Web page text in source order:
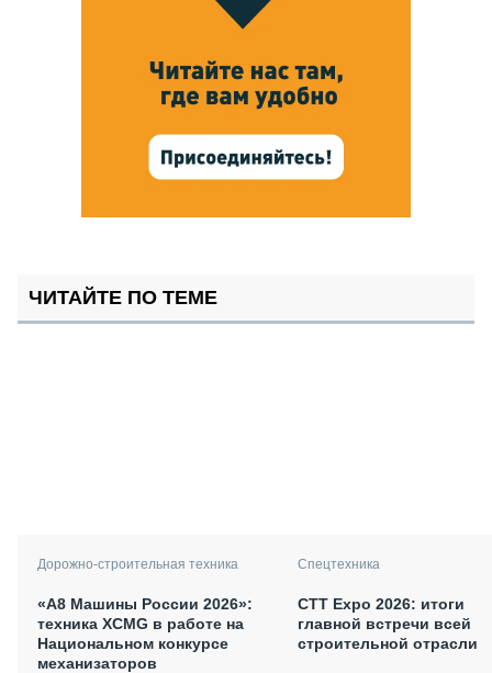
ЧИТАЙТЕ ПО ТЕМЕ
Дорожно-строительная техника
«А8 Машины России 2026»:
техника XCMG в работе на
Национальном конкурсе
механизаторов
Спецтехника
СТТ Expo 2026: итоги
главной встречи всей
строительной отрасли